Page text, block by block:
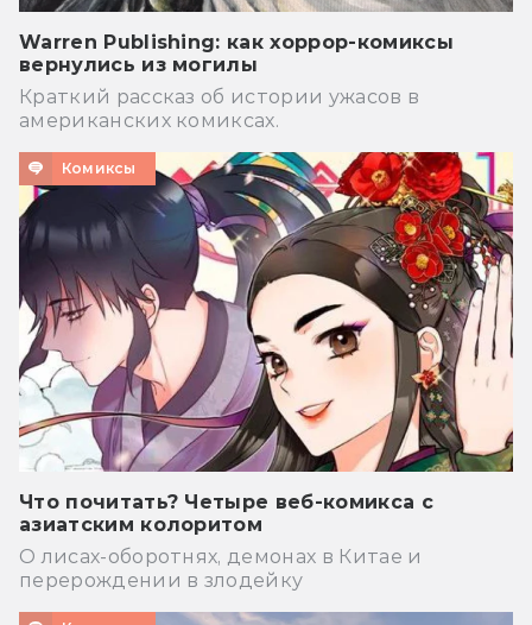
Warren Publishing: как хоррор-комиксы
вернулись из могилы
Краткий рассказ об истории ужасов в
американских комиксах.
Комиксы
Что почитать? Четыре веб-комикса с
азиатским колоритом
О лисах-оборотнях, демонах в Китае и
перерождении в злодейку